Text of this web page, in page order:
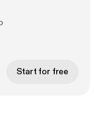
Start for free